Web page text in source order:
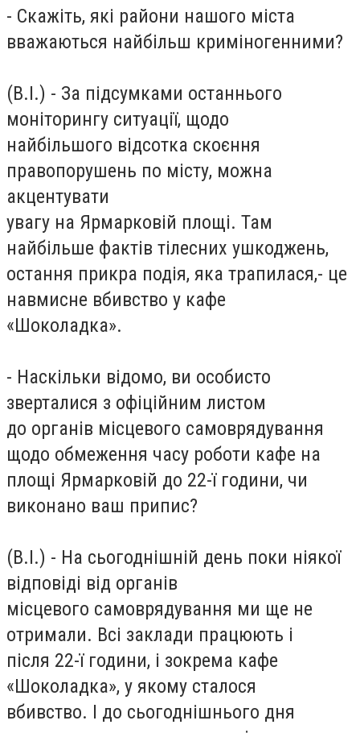
- Скажіть, які райони нашого міста
вважаються найбільш криміногенними?
(В.І.) - За підсумками останнього
моніторингу ситуації, щодо
найбільшого відсотка скоєння
правопорушень по місту, можна
акцентувати
увагу на Ярмарковій площі. Там
найбільше фактів тілесних ушкоджень,
остання прикра подія, яка трапилася,- це
навмисне вбивство у кафе
«Шоколадка».
- Наскільки відомо, ви особисто
зверталися з офіційним листом
до органів місцевого самоврядування
щодо обмеження часу роботи кафе на
площі Ярмарковій до 22-ї години, чи
виконано ваш припис?
(В.І.) - На сьогоднішній день поки ніякої
відповіді від органів
місцевого самоврядування ми ще не
отримали. Всі заклади працюють і
після 22-ї години, і зокрема кафе
«Шоколадка», у якому сталося
вбивство. І до сьогоднішнього дня